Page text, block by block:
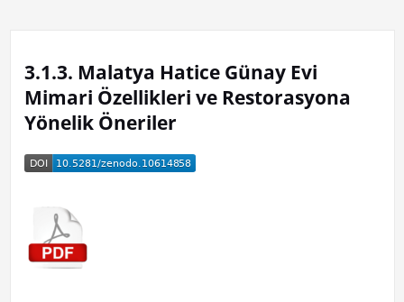
3.1.3. Malatya Hatice Günay Evi
Mimari Özellikleri ve Restorasyona
Yönelik Öneriler